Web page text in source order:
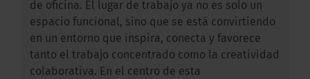
de oficina. El lugar de trabajo ya no es solo un
espacio funcional, sino que se está convirtiendo
en un entorno que inspira, conecta y favorece
tanto el trabajo concentrado como la creatividad
colaborativa. En el centro de esta